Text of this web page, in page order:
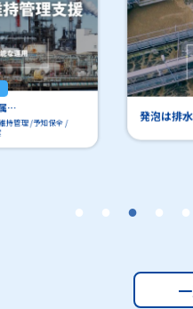
水
発泡は排水処理施設の